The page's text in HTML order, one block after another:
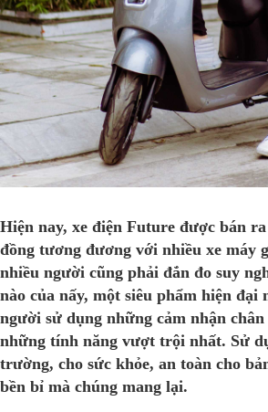
Hiện nay, xe điện Future được bán
đồng tương đương với nhiều xe máy
nhiều người cũng phải đắn đo suy
nào của nấy, một siêu phẩm hiện đại
người sử dụng những cảm nhận
những tính năng vượt trội nhất. Sử
trường, cho sức khỏe, an toàn cho
bền bỉ mà chúng mang lại.